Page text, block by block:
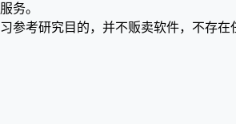
务。
参考研究目的，并不贩卖软件，不存